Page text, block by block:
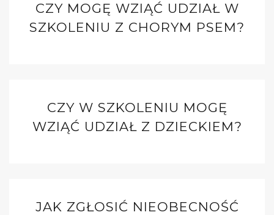
CZY MOGĘ WZIĄĆ UDZIAŁ W
SZKOLENIU Z CHORYM PSEM?
CZY W SZKOLENIU MOGĘ
WZIĄĆ UDZIAŁ Z DZIECKIEM?
JAK ZGŁOSIĆ NIEOBECNOŚĆ